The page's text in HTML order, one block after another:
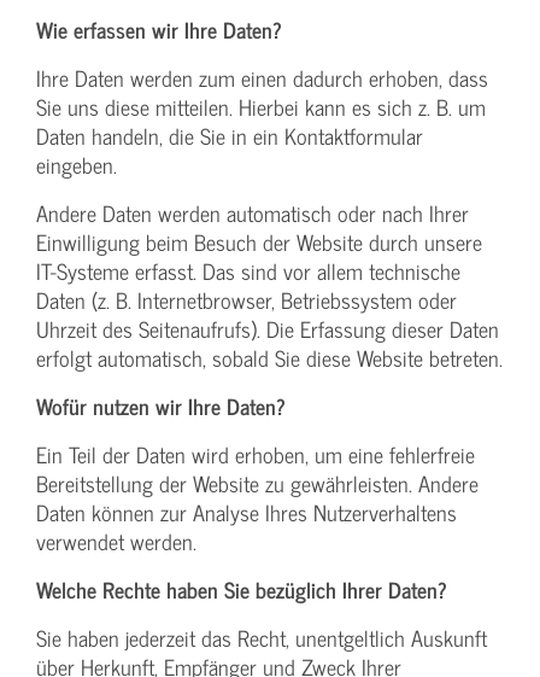
Wie erfassen wir Ihre Daten?
Ihre Daten werden zum einen dadurch erhoben, dass
Sie uns diese mitteilen. Hierbei kann es sich z. B. um
Daten handeln, die Sie in ein Kontaktformular
eingeben.
Andere Daten werden automatisch oder nach Ihrer
Einwilligung beim Besuch der Website durch unsere
IT-Systeme erfasst. Das sind vor allem technische
Daten (z. B. Internetbrowser, Betriebssystem oder
Uhrzeit des Seitenaufrufs). Die Erfassung dieser Daten
erfolgt automatisch, sobald Sie diese Website betreten.
Wofür nutzen wir Ihre Daten?
Ein Teil der Daten wird erhoben, um eine fehlerfreie
Bereitstellung der Website zu gewährleisten. Andere
Daten können zur Analyse Ihres Nutzerverhaltens
verwendet werden.
Welche Rechte haben Sie bezüglich Ihrer Daten?
Sie haben jederzeit das Recht, unentgeltlich Auskunft
über Herkunft, Empfänger und Zweck Ihrer